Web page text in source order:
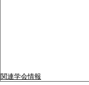
関連学会情報